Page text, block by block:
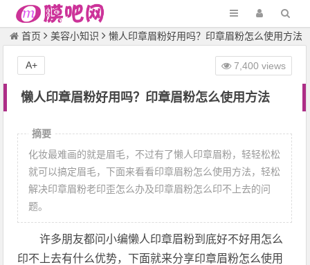
首页 美容小知识 懒人印章眉粉好用吗？印章眉粉怎么使用方法
懒人印章眉粉好用吗？印章眉粉怎么使用方法
7,400 views
A+
摘要
化妆最难画的就是眉毛，不过有了懒人印章眉粉，轻轻松松
就可以搞定眉毛，下面来看看印章眉粉怎么使用方法，轻松
解决印章眉粉老印歪怎么办及印章眉粉怎么印不上去的问
题。
许多朋友都问小编懒人印章眉粉到底好不好用怎么
印不上去有什么优势，下面就来分享印章眉粉怎么使用